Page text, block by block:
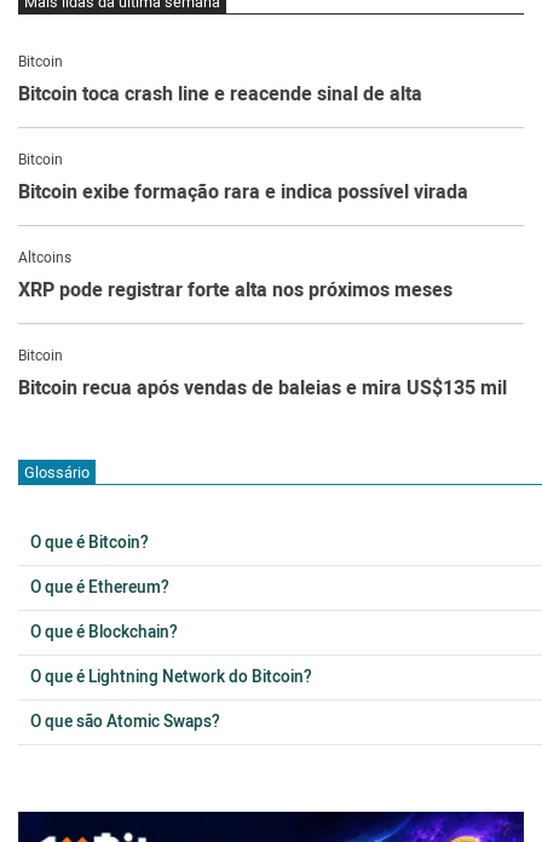
Bitcoin
Bitcoin toca crash line e reacende sinal de alta
Bitcoin
Bitcoin exibe formação rara e indica possível virada
Altcoins
XRP pode registrar forte alta nos próximos meses
Bitcoin
Bitcoin recua após vendas de baleias e mira US$135 mil
Glossário
O que é Bitcoin?
O que é Ethereum?
O que é Blockchain?
O que é Lightning Network do Bitcoin?
O que são Atomic Swaps?